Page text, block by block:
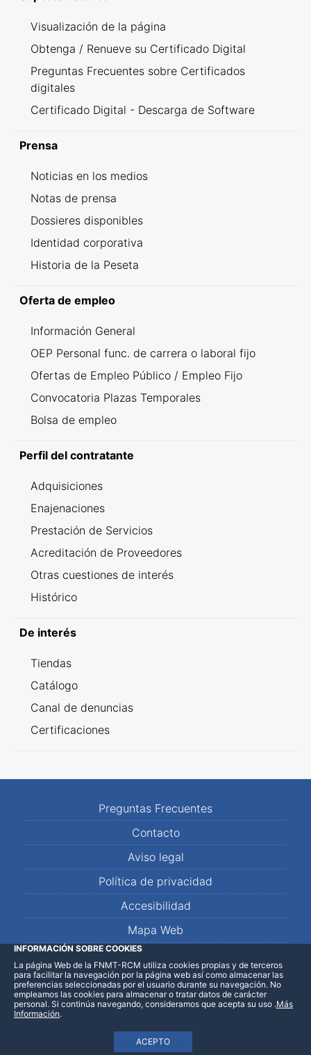
Visualización de la página
Obtenga / Renueve su Certificado Digital
Preguntas Frecuentes sobre Certificados
digitales
Certificado Digital - Descarga de Software
Prensa
Noticias en los medios
Notas de prensa
Dossieres disponibles
Identidad corporativa
Historia de la Peseta
Oferta de empleo
Información General
OEP Personal func. de carrera o laboral fijo
Ofertas de Empleo Público / Empleo Fijo
Convocatoria Plazas Temporales
Bolsa de empleo
Perfil del contratante
Adquisiciones
Enajenaciones
Prestación de Servicios
Acreditación de Proveedores
Otras cuestiones de interés
Histórico
De interés
Tiendas
Catálogo
Canal de denuncias
Certificaciones
Preguntas Frecuentes
Contacto
Aviso legal
Política de privacidad
Accesibilidad
Mapa Web
LinkedInFacebookWhatsApp
INFORMACIÓN SOBRE COOKIES
La página Web de la FNMT-RCM utiliza cookies propias y de terceros
para facilitar la navegación por la página web así como almacenar las
preferencias seleccionadas por el usuario durante su navegación. No
empleamos las cookies para almacenar o tratar datos de carácter
personal. Si continúa navegando, consideramos que acepta su uso
ACEPTO
.Más
Información.